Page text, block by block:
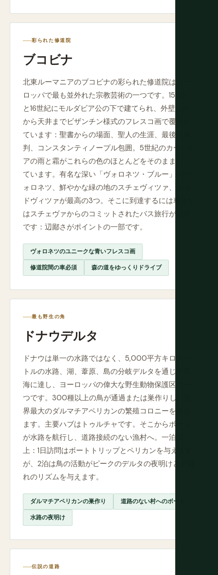
彩られた修道院
ブコビナ
北東ルーマニアのブコビナの彩られた修道院はヨー
ロッパで最も並外れた宗教芸術の一つです。15世紀
と16世紀にモルダビア公の下で建てられ、外壁は床
から天井までビザンチン様式のフレスコ画で覆われ
ています：聖書からの場面、聖人の生涯、最後の審
判、コンスタンティノープル包囲。5世紀のカーパチ
アの雨と霜がこれらの色のほとんどをそのままにし
ています。有名な深い「ヴォロネツ・ブルー」のヴ
ォロネツ、鮮やかな緑の地のスチェヴィツァ、モル
ドヴィツァが最高の3つ。そこに到達するには車また
はスチェヴァからのコミットされたバス旅行が必要
です：辺鄙さがポイントの一部です。
ヴォロネツのユニークな青いフレスコ画
修道院間の車必須 森の道をゆっくりドライブ
最も野生の角
ドナウデルタ
ドナウは単一の水路ではなく、5,000平方キロメー
トルの水路、湖、葦原、島の分岐デルタを通じて黒
海に達し、ヨーロッパの偉大な野生動物保護区の一
つです。300種以上の鳥が通過または巣作りし、世
界最大のダルマチアペリカンの繁殖コロニーを含み
ます。主要ハブはトゥルチャです。そこからボート
が水路を航行し、道路接続のない漁村へ。一泊以
上：1日訪問はボートトリップとペリカンを与えます
が、2泊は鳥の活動がピークのデルタの夜明けと夕暮
れのリズムを与えます。
ダルマチアペリカンの巣作り 道路のない村へのボート
水路の夜明け
伝説の道路